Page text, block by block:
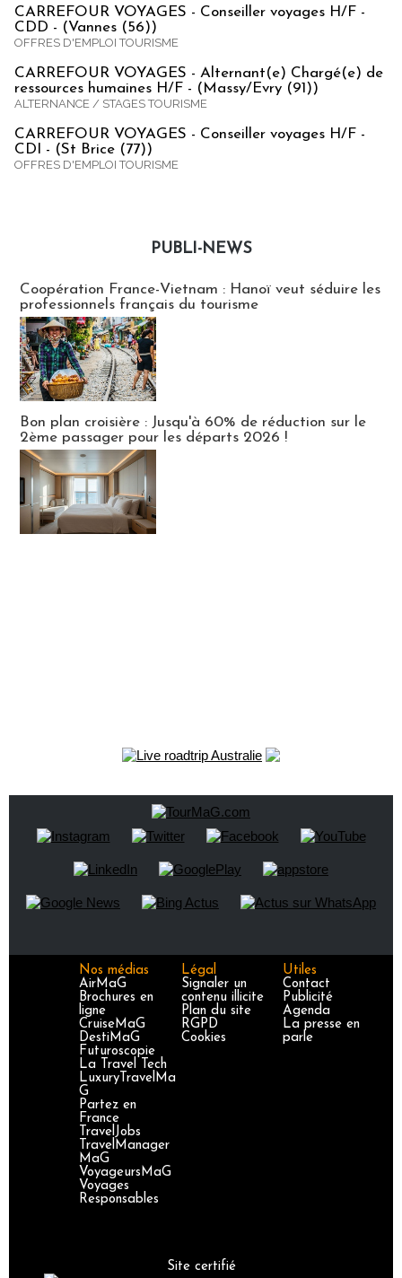
CARREFOUR VOYAGES - Conseiller voyages H/F -
CDD - (Vannes (56))
OFFRES D'EMPLOI TOURISME
CARREFOUR VOYAGES - Alternant(e) Chargé(e) de
ressources humaines H/F - (Massy/Evry (91))
ALTERNANCE / STAGES TOURISME
CARREFOUR VOYAGES - Conseiller voyages H/F -
CDI - (St Brice (77))
OFFRES D'EMPLOI TOURISME
PUBLI-NEWS
Coopération France-Vietnam : Hanoï veut séduire les
professionnels français du tourisme
Bon plan croisière : Jusqu'à 60% de réduction sur le
2ème passager pour les départs 2026 !
Nos médias
AirMaG
Brochures en
ligne
CruiseMaG
DestiMaG
Futuroscopie
La Travel Tech
LuxuryTravelMa
G
Partez en
France
TravelJobs
TravelManager
MaG
VoyageursMaG
Voyages
Responsables
Légal
Signaler un
contenu illicite
Plan du site
RGPD
Cookies
Utiles
Contact
Publicité
Agenda
La presse en
parle
Site certifié